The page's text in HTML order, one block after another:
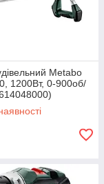
Metabo
1200Вт, 0-900об/